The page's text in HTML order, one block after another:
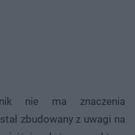
nie ma znaczenia
zbudowany z uwagi na